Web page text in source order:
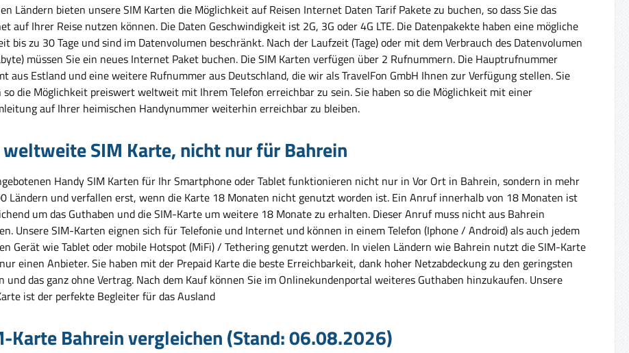
Ländern bieten unsere SIM Karten die Möglichkeit auf Reisen Internet Daten Tarif Pakete zu buchen, so dass Sie das
auf Ihrer Reise nutzen können. Die Daten Geschwindigkeit ist 2G, 3G oder 4G LTE. Die Datenpakekte haben eine mögliche
bis zu 30 Tage und sind im Datenvolumen beschränkt. Nach der Laufzeit (Tage) oder mit dem Verbrauch des Datenvolumen
müssen Sie ein neues Internet Paket buchen. Die SIM Karten verfügen über 2 Rufnummern. Die Hauptrufnummer
aus Estland und eine weitere Rufnummer aus Deutschland, die wir als TravelFon GmbH Ihnen zur Verfügung stellen. Sie
so die Möglichkeit preiswert weltweit mit Ihrem Telefon erreichbar zu sein. Sie haben so die Möglichkeit mit einer
auf Ihrer heimischen Handynummer weiterhin erreichbar zu bleiben.
weltweite SIM Karte, nicht nur für Bahrein
Handy SIM Karten für Ihr Smartphone oder Tablet funktionieren nicht nur in Vor Ort in Bahrein, sondern in mehr
Ländern und verfallen erst, wenn die Karte 18 Monaten nicht genutzt worden ist. Ein Anruf innerhalb von 18 Monaten ist
um das Guthaben und die SIM-Karte um weitere 18 Monate zu erhalten. Dieser Anruf muss nicht aus Bahrein
Unsere SIM-Karten eignen sich für Telefonie und Internet und können in einem Telefon (Iphone / Android) als auch jedem
Gerät wie Tablet oder mobile Hotspot (MiFi) / Tethering genutzt werden. In vielen Ländern wie Bahrein nutzt die SIM-Karte
einen Anbieter. Sie haben mit der Prepaid Karte die beste Erreichbarkeit, dank hoher Netzabdeckung zu den geringsten
und das ganz ohne Vertrag. Nach dem Kauf können Sie im Onlinekundenportal weiteres Guthaben hinzukaufen. Unsere
ist der perfekte Begleiter für das Ausland
Karte Bahrein vergleichen (Stand: 06.08.2026)